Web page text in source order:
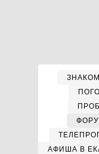
АФИША В